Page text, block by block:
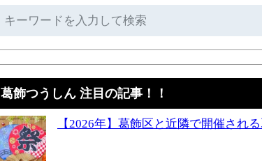
葛飾つうしん 注目の記事！！
【2026年】葛飾区と近隣で開催され